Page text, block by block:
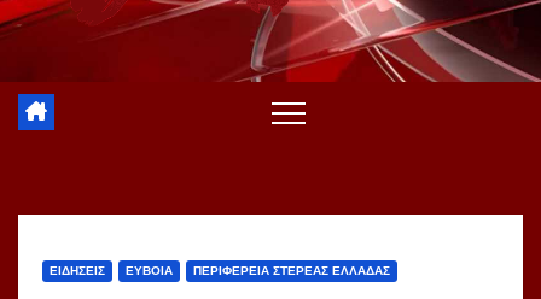
ΕΙΔΗΣΕΙΣ ΕΥΒΟΙΑ ΠΕΡΙΦΕΡΕΙΑ ΣΤΕΡΕΑΣ ΕΛΛΑΔΑΣ